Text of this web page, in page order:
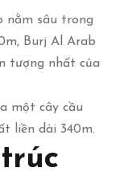
nằm sâu trong
Burj Al Arab
tượng nhất của
một cây cầu
liền dài 340m.